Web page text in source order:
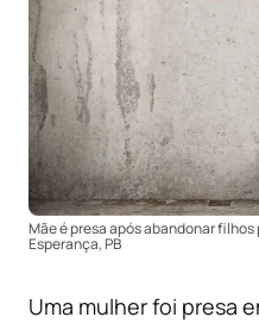
Mãe é presa após abandonar
Esperança, PB
Uma mulher foi presa